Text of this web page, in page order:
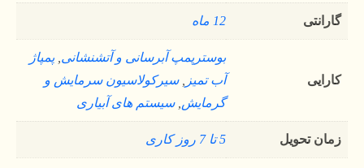
گارانتی 12 ماه
کارایی
بوسترپمپ آبرسانی و آتشنشانی ,پمپاژ
آب تمیز
,سیرکولاسیون سرمایش و
گرمایش ,سیستم های آبیاری
زمان تحویل 5 تا 7 روز کاری